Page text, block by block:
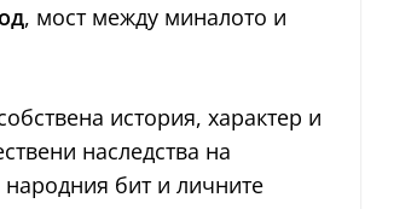
, мост между миналото и
история, характер и
наследства на
бит и личните